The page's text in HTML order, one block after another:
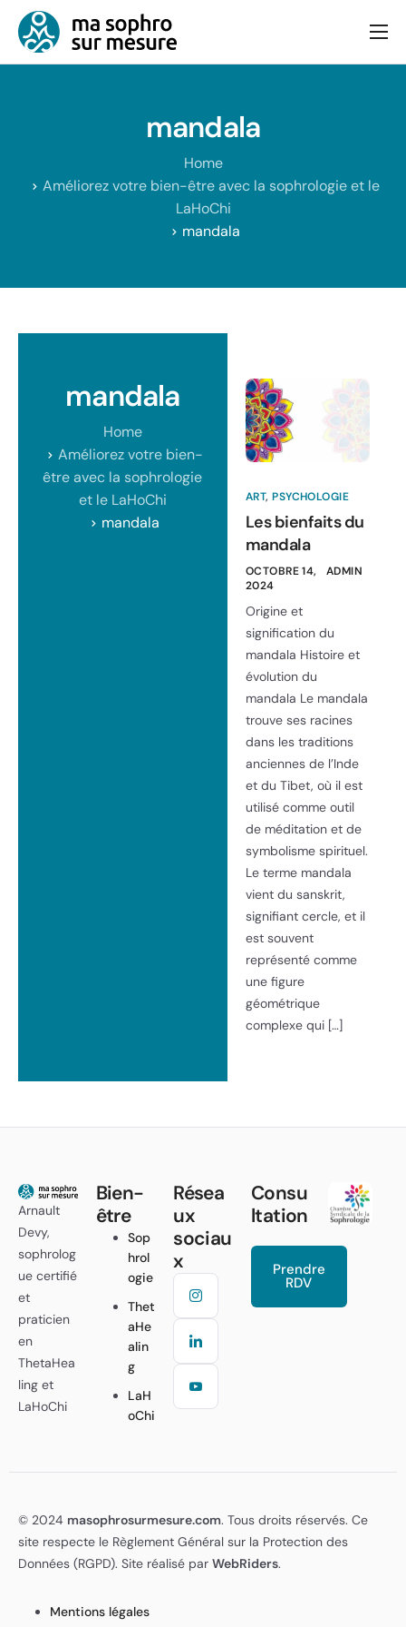
Consultation
Contact
mandala
Home
Améliorez votre bien-être avec la sophrologie et le
LaHoChi
mandala
mandala
Home
Améliorez votre bien-
être avec la sophrologie
et le LaHoChi
mandala
ART,PSYCHOLOGIE
Les bienfaits du
mandala
OCTOBRE 14,
2024
ADMIN
Origine et
signification du
mandala Histoire et
évolution du
mandala Le mandala
trouve ses racines
dans les traditions
anciennes de l’Inde
et du Tibet, où il est
utilisé comme outil
de méditation et de
symbolisme spirituel.
Le terme mandala
vient du sanskrit,
signifiant cercle, et il
est souvent
représenté comme
une figure
géométrique
complexe qui […]
Arnault
Devy,
sophrolog
ue certifié
et
praticien
en
ThetaHea
ling et
LaHoChi
Bien-
être
Sop
hrol
ogie
Thet
aHe
alin
g
LaH
oChi
Résea
ux
sociau
x
Consu
ltation
Prendre
RDV
© 2024 masophrosurmesure.com. Tous droits réservés. Ce
site respecte le Règlement Général sur la Protection des
Données (RGPD). Site réalisé par WebRiders.
Mentions légales